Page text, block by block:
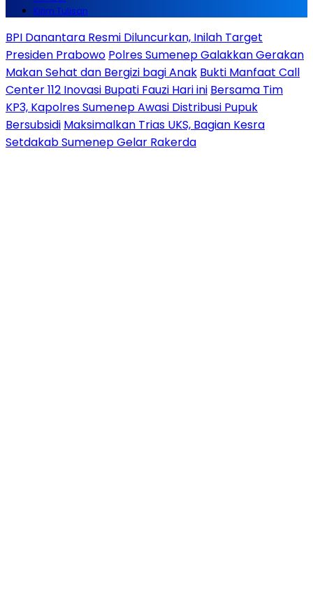
Kirim Tulisan
BPI Danantara Resmi Diluncurkan, Inilah Target
Presiden Prabowo Polres Sumenep Galakkan Gerakan
Makan Sehat dan Bergizi bagi Anak Bukti Manfaat Call
Center 112 Inovasi Bupati Fauzi Hari ini Bersama Tim
KP3, Kapolres Sumenep Awasi Distribusi Pupuk
Bersubsidi Maksimalkan Trias UKS, Bagian Kesra
Setdakab Sumenep Gelar Rakerda